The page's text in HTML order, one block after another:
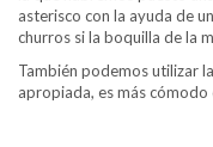
asterisco con la ayuda de
churros si la boquilla de la
También podemos utilizar la
apropiada, es más cómodo